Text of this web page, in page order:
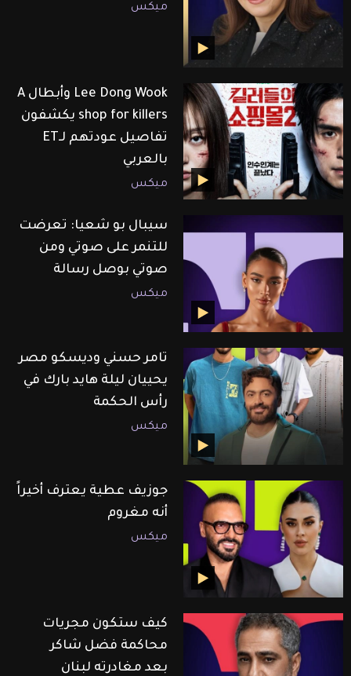
ميكس
Lee Dong Wook وأبطال A
shop for killers يكشفون
تفاصيل عودتهم لـET
بالعربي
ميكس
سيبال بو شعيا: تعرضت
للتنمر على صوتي ومن
صوتي بوصل رسالة
ميكس
تامر حسني وديسكو مصر
يحييان ليلة هايد بارك في
رأس الحكمة
ميكس
جوزيف عطية يعترف أخيراً
أنه مغروم
ميكس
كيف ستكون مجريات
محاكمة فضل شاكر
بعد مغادرته لبنان